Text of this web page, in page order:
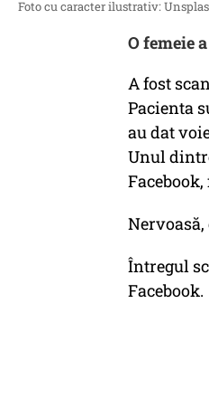
Foto cu caracter ilustrativ:
O femeie
A fost
Pacienta
au dat
Unul
Întregul
Facebook.